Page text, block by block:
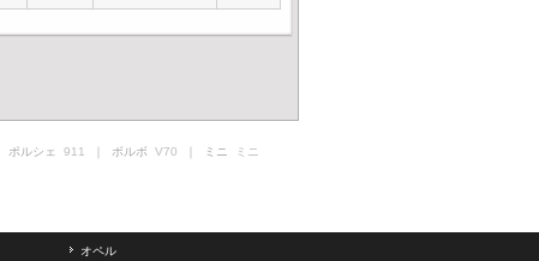
ポルシェ 911 ｜ ボルボ V70 ｜ ミニ ミニ
オペル